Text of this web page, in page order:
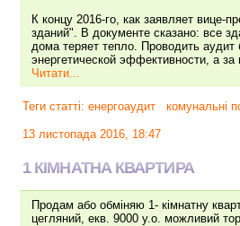
К концу 2016-го, как заявляет вице-
зданий". В документе сказано: все
дома теряет тепло. Проводить
энергетической эффективности, а
Читати...
Теги статті: енергоаудит комунальні
13 листопада 2016, 18:47
1 КІМНАТНА КВАРТИРА
Продам або обміняю 1- кімнатну
цегляний, екв. 9000 у.о. можливий